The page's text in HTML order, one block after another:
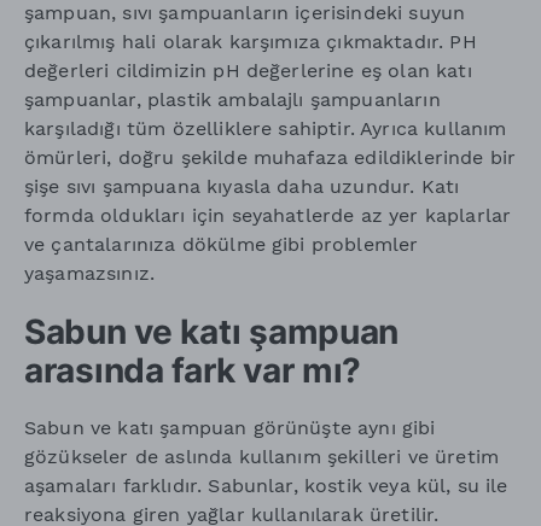
şampuan, sıvı şampuanların içerisindeki suyun
çıkarılmış hali olarak karşımıza çıkmaktadır. PH
değerleri cildimizin pH değerlerine eş olan katı
şampuanlar, plastik ambalajlı şampuanların
karşıladığı tüm özelliklere sahiptir. Ayrıca kullanım
ömürleri, doğru şekilde muhafaza edildiklerinde bir
şişe sıvı şampuana kıyasla daha uzundur. Katı
formda oldukları için seyahatlerde az yer kaplarlar
ve çantalarınıza dökülme gibi problemler
yaşamazsınız.
Sabun ve katı şampuan
arasında fark var mı?
Sabun ve katı şampuan görünüşte aynı gibi
gözükseler de aslında kullanım şekilleri ve üretim
aşamaları farklıdır. Sabunlar, kostik veya kül, su ile
reaksiyona giren yağlar kullanılarak üretilir.